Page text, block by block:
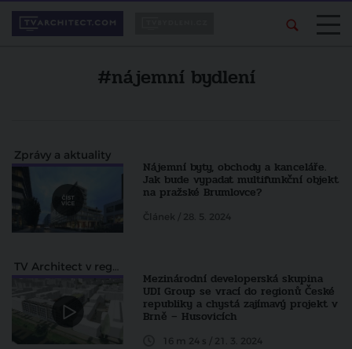
#nájemní bydlení
Zprávy a aktuality
Nájemní byty, obchody a kanceláře.
Jak bude vypadat multifunkční objekt
na pražské Brumlovce?
Článek / 28. 5. 2024
TV Architect v regionech
Mezinárodní developerská skupina
UDI Group se vrací do regionů České
republiky a chystá zajímavý projekt v
Brně – Husovicích
16 m 24 s / 21. 3. 2024